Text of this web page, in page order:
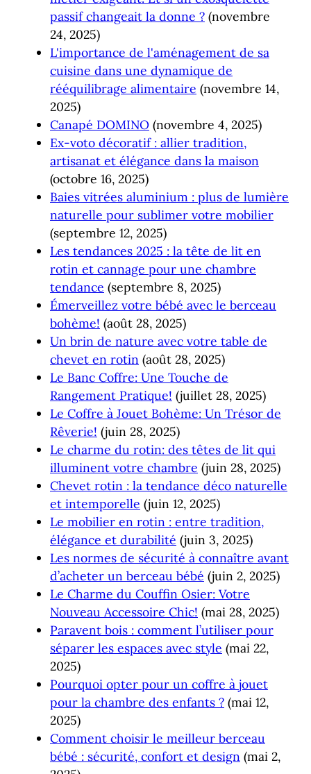
passif changeait la donne ? (novembre
24, 2025)
L'importance de l'aménagement de sa
cuisine dans une dynamique de
rééquilibrage alimentaire (novembre 14,
2025)
Canapé DOMINO (novembre 4, 2025)
Ex-voto décoratif : allier tradition,
artisanat et élégance dans la maison
(octobre 16, 2025)
Baies vitrées aluminium : plus de lumière
naturelle pour sublimer votre mobilier
(septembre 12, 2025)
Les tendances 2025 : la tête de lit en
rotin et cannage pour une chambre
tendance (septembre 8, 2025)
Émerveillez votre bébé avec le berceau
bohème! (août 28, 2025)
Un brin de nature avec votre table de
chevet en rotin (août 28, 2025)
Le Banc Coffre: Une Touche de
Rangement Pratique! (juillet 28, 2025)
Le Coffre à Jouet Bohème: Un Trésor de
Rêverie! (juin 28, 2025)
Le charme du rotin: des têtes de lit qui
illuminent votre chambre (juin 28, 2025)
Chevet rotin : la tendance déco naturelle
et intemporelle (juin 12, 2025)
Le mobilier en rotin : entre tradition,
élégance et durabilité (juin 3, 2025)
Les normes de sécurité à connaître avant
d’acheter un berceau bébé (juin 2, 2025)
Le Charme du Couffin Osier: Votre
Nouveau Accessoire Chic! (mai 28, 2025)
Paravent bois : comment l’utiliser pour
séparer les espaces avec style (mai 22,
2025)
Pourquoi opter pour un coffre à jouet
pour la chambre des enfants ? (mai 12,
2025)
Comment choisir le meilleur berceau
bébé : sécurité, confort et design (mai 2,